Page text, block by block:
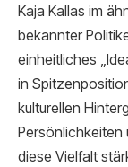
Kaja Kallas im
bekannter
einheitliches
in
kulturellen
Persönlichkeiten
diese Vielfalt